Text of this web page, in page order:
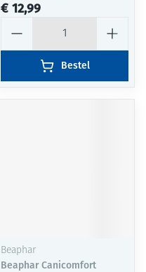
€ 12,99
Bestel
Beaphar
Beaphar Canicomfort